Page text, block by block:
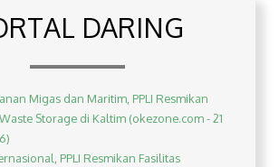
DARING
Migas dan Maritim, PPLI Resmikan
Storage di Kaltim (okezone.com - 21
PPLI Resmikan Fasilitas